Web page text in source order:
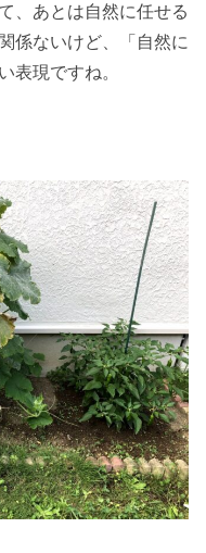
、あとは自然に任せる
係ないけど、「自然に
表現ですね。